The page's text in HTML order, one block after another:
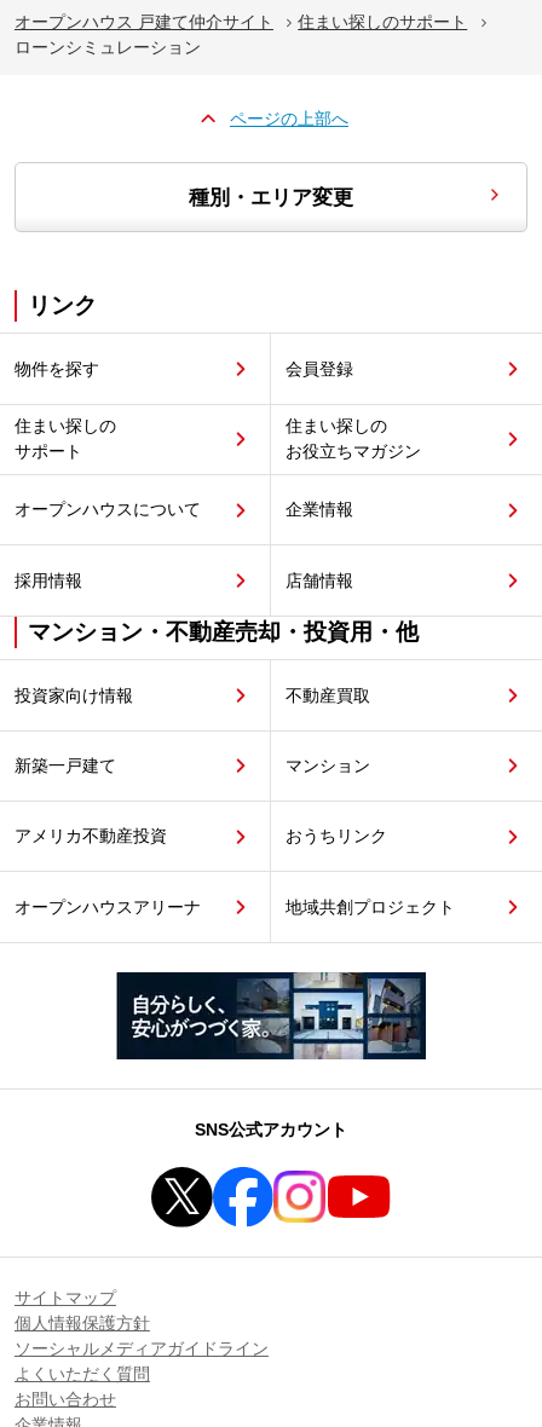
オープンハウス 戸建て仲介サイト
住まい探しのサポート
ローンシミュレーション
ページの上部へ
種別・エリア変更
リンク
物件を探す 会員登録
住まい探しの
サポート
住まい探しの
お役立ちマガジン
オープンハウスについて 企業情報
採用情報 店舗情報
マンション・不動産売却・投資用・他
投資家向け情報 不動産買取
新築一戸建て マンション
アメリカ不動産投資 おうちリンク
オープンハウスアリーナ 地域共創プロジェクト
SNS公式アカウント
サイトマップ
個人情報保護方針
ソーシャルメディアガイドライン
よくいただく質問
お問い合わせ